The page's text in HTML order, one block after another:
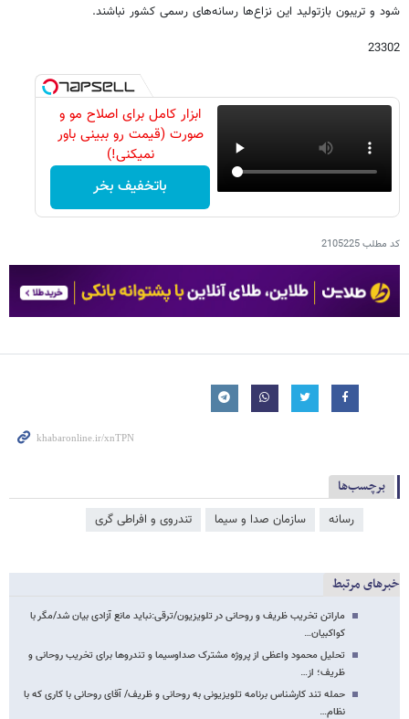
شود و تریبون بازتولید این نزاع‌ها رسانه‌های رسمی کشور نباشند.
23302
ابزار کامل برای اصلاح مو و
صورت (قیمت رو ببینی باور
نمیکنی!)
باتخفیف بخر
کد مطلب2105225
برچسب‌ها
رسانه سازمان صدا و سیما تندروی و افراطی گری
خبرهای مرتبط
ماراتن تخریب ظریف و روحانی در تلویزیون/ترقی:نباید مانع آزادی بیان شد/مگر با
کواکبیان…
تحلیل محمود واعظی از پروژه مشترک صداوسیما و تندروها برای تخریب روحانی و
ظریف؛ از…
حمله تند کارشناس برنامه تلویزیونی به روحانی و ظریف/ آقای روحانی با کاری که با
نظام…